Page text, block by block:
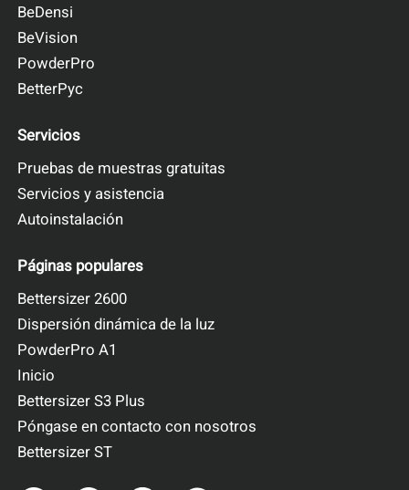
BeDensi
BeVision
PowderPro
BetterPyc
Servicios
Pruebas de muestras gratuitas
Servicios y asistencia
Autoinstalación
Páginas populares
Bettersizer 2600
Dispersión dinámica de la luz
PowderPro A1
Inicio
Bettersizer S3 Plus
Póngase en contacto con nosotros
Bettersizer ST